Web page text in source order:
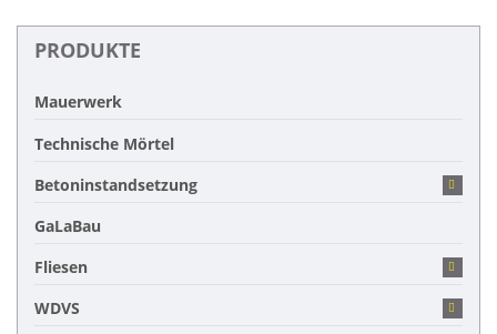
PRODUKTE
Mauerwerk
Technische Mörtel
Betoninstandsetzung
GaLaBau
Fliesen
WDVS